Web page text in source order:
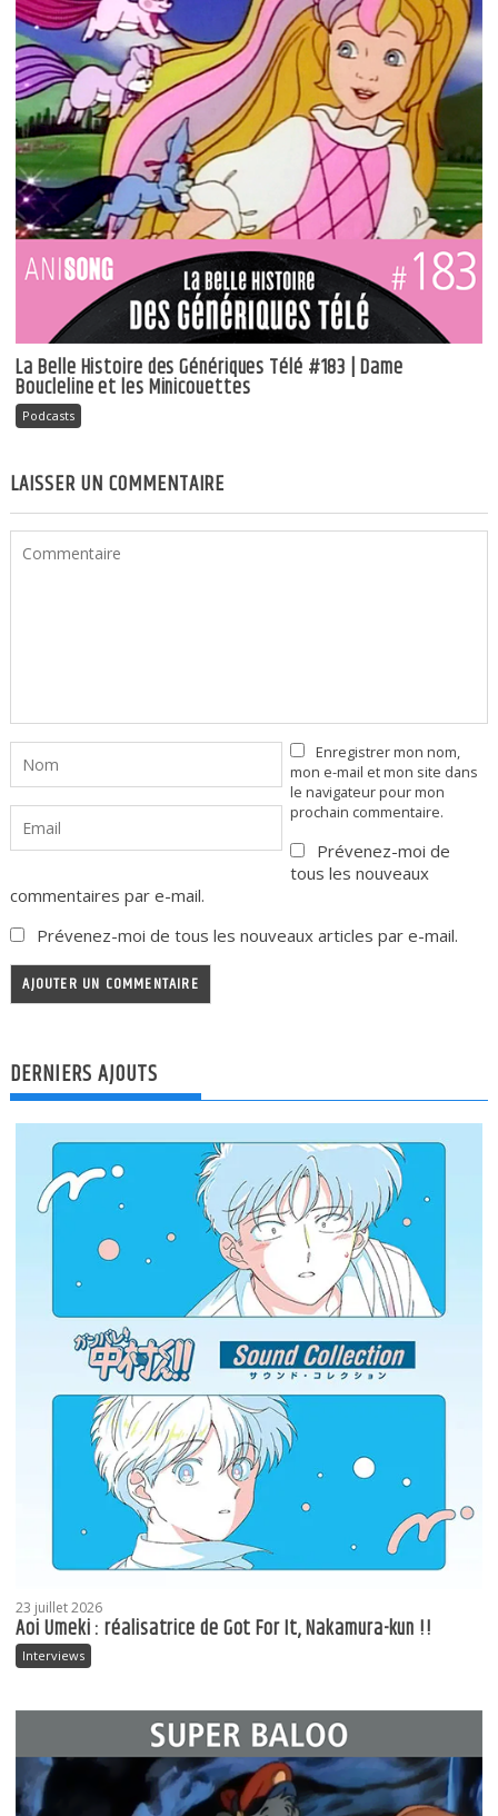
La Belle Histoire des Génériques Télé #183 | Dame
Boucleline et les Minicouettes
Podcasts
LAISSER UN COMMENTAIRE
Enregistrer mon nom,
mon e-mail et mon site dans
le navigateur pour mon
prochain commentaire.
Prévenez-moi de
tous les nouveaux
commentaires par e-mail.
Prévenez-moi de tous les nouveaux articles par e-mail.
DERNIERS AJOUTS
23 juillet 2026
Aoi Umeki : réalisatrice de Got For It, Nakamura-kun !!
Interviews